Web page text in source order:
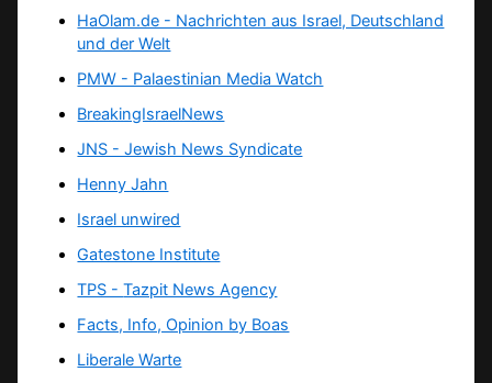
HaOlam.de - Nachrichten aus Israel, Deutschland
und der Welt
PMW - Palaestinian Media Watch
BreakingIsraelNews
JNS - Jewish News Syndicate
Henny Jahn
Israel unwired
Gatestone Institute
TPS -Tazpit News Agency
Facts, Info, Opinion by Boas
Liberale Warte